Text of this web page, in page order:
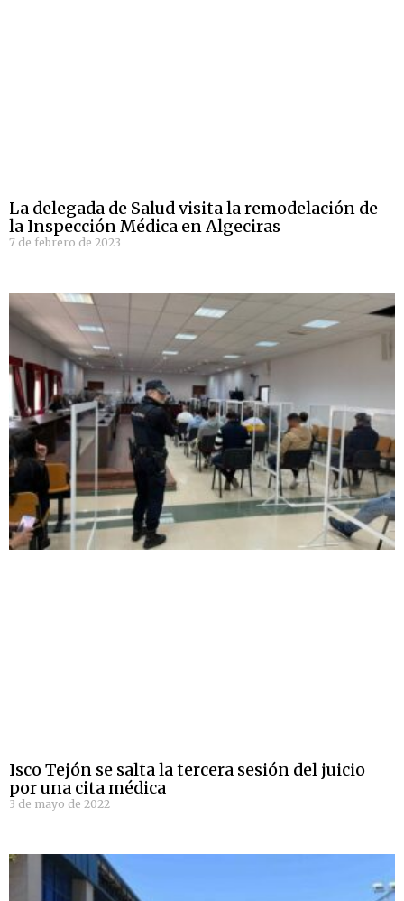
La delegada de Salud visita la remodelación de
la Inspección Médica en Algeciras
7 de febrero de 2023
Isco Tejón se salta la tercera sesión del juicio
por una cita médica
3 de mayo de 2022